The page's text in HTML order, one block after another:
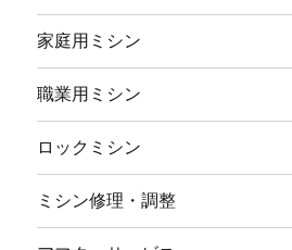
家庭用ミシン
職業用ミシン
ロックミシン
ミシン修理・調整